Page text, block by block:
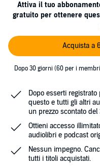
Attiva il tuo
gratuito per ottenere
Acquista a
Dopo 30 giorni (60 per i
Dopo esserti
questo e tutti gli altri
un prezzo scontato del
Ottieni accesso
audiolibri e podcast
Nessun impegno.
tutti i titoli acquistati.